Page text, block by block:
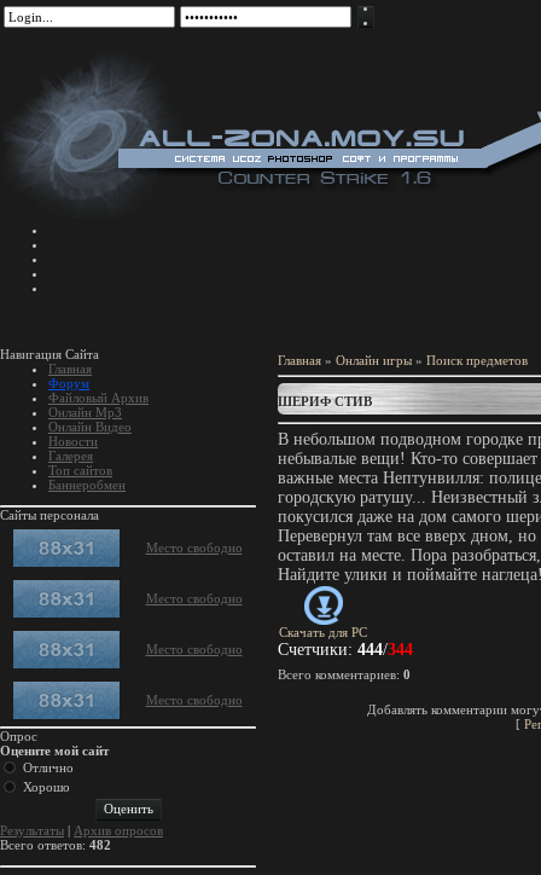
Навигация Сайта
Главная
Форум
Файловый Архив
Онлайн Mp3
Онлайн Видео
Новости
Галерея
Топ сайтов
Баннеробмен
Сайты персонала
Место свободно
Место свободно
Место свободно
Место свободно
Опрос
Оцените мой сайт
Отлично
Хорошо
Результаты | Архив опросов
Всего ответов: 482
Главная » Онлайн игры » Поиск предметов
ШЕРИФ СТИВ
В небольшом подводном городке
небывалые вещи! Кто-то
важные места Нептунвилля:
городскую ратушу... Неизвестный
покусился даже на дом самого
Перевернул там все вверх дном, но
оставил на месте. Пора
Найдите улики и поймайте
Скачать для PC
Счетчики: 444/344
Всего комментариев: 0
Добавлять комментарии
[